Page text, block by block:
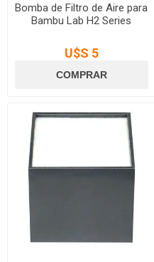
Bomba de Filtro de Aire para
Bambu Lab H2 Series
U$S 5